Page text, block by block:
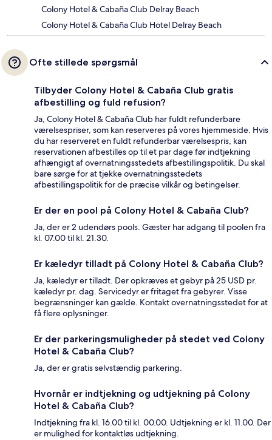
Colony Hotel & Cabaña Club Delray Beach
Colony Hotel & Cabaña Club Hotel Delray Beach
Ofte stillede spørgsmål
Tilbyder Colony Hotel & Cabaña Club gratis
afbestilling og fuld refusion?
Ja, Colony Hotel & Cabaña Club har fuldt refunderbare
værelsespriser, som kan reserveres på vores hjemmeside. Hvis
du har reserveret en fuldt refunderbar værelsespris, kan
reservationen afbestilles op til et par dage før indtjekning
afhængigt af overnatningsstedets afbestillingspolitik. Du skal
bare sørge for at tjekke overnatningsstedets
afbestillingspolitik for de præcise vilkår og betingelser.
Er der en pool på Colony Hotel & Cabaña Club?
Ja, der er 2 udendørs pools. Gæster har adgang til poolen fra
kl. 07.00 til kl. 21.30.
Er kæledyr tilladt på Colony Hotel & Cabaña Club?
Ja, kæledyr er tilladt. Der opkræves et gebyr på 25 USD pr.
kæledyr pr. dag. Servicedyr er fritaget fra gebyrer. Visse
begrænsninger kan gælde. Kontakt overnatningsstedet for at
få flere oplysninger.
Er der parkeringsmuligheder på stedet ved Colony
Hotel & Cabaña Club?
Ja, der er gratis selvstændig parkering.
Hvornår er indtjekning og udtjekning på Colony
Hotel & Cabaña Club?
Indtjekning fra kl. 16.00 til kl. 00.00. Udtjekning er kl. 11.00. Der
er mulighed for kontaktløs udtjekning.